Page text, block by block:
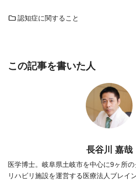
認知症に関すること
この記事を書いた人
長谷川 嘉哉
医学博士。岐阜県土岐市を中心に9ヶ所の
リハビリ施設を運営する医療法人ブレイ